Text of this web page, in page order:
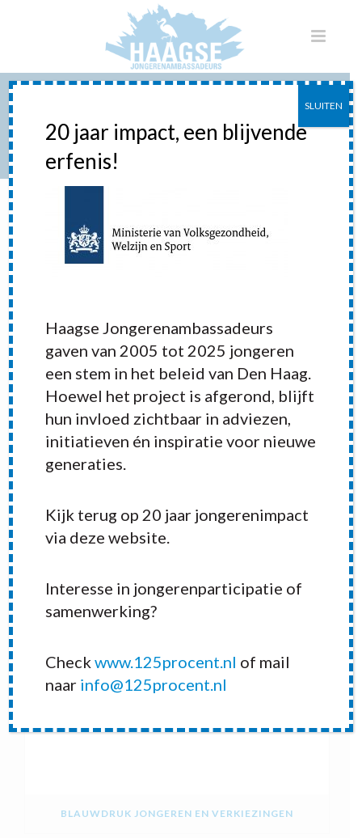
VWS
HOME»BIJEENKOMST MAATSCHAPPELIJKE DIENSTTIJD BIJ HET
MINISTERIE VAN VWS
vws
Posted 2 mei 2019
RECENT POSTS
BLAUWDRUK JONGEREN EN VERKIEZINGEN
20 jaar impact, een blijvende
erfenis!
Haagse Jongerenambassadeurs
gaven van 2005 tot 2025 jongeren
een stem in het beleid van Den Haag.
Hoewel het project is afgerond, blijft
hun invloed zichtbaar in adviezen,
initiatieven én inspiratie voor nieuwe
generaties.
Kijk terug op 20 jaar jongerenimpact
via deze website.
Interesse in jongerenparticipatie of
samenwerking?
Checkwww.125procent.nl of mail
naar info@125procent.nl
SLUITEN